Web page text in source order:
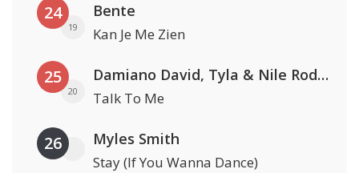
24
19
Bente
Kan Je Me Zien
25
20
Damiano David, Tyla & Nile Rodgers
Talk To Me
26 Myles Smith
Stay (If You Wanna Dance)